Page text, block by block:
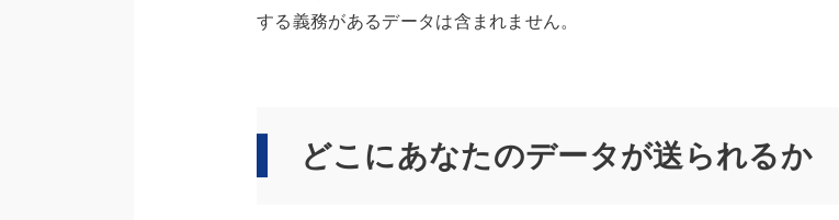
する義務があるデータは含まれません。
どこにあなたのデータが送られるか